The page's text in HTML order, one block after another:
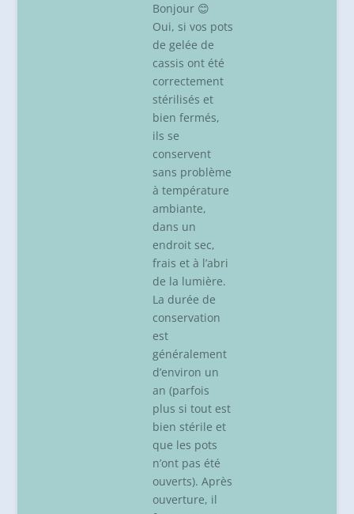
Bonjour 😊
Oui, si vos pots
de gelée de
cassis ont été
correctement
stérilisés et
bien fermés,
ils se
conservent
sans problème
à température
ambiante,
dans un
endroit sec,
frais et à l’abri
de la lumière.
La durée de
conservation
est
généralement
d’environ un
an (parfois
plus si tout est
bien stérile et
que les pots
n’ont pas été
ouverts). Après
ouverture, il